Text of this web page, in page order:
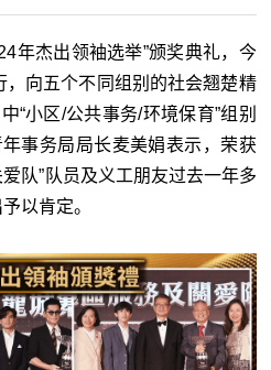
年杰出领袖选举”颁奖典礼，今
，向五个不同组别的社会翘楚精
“小区/公共事务/环境保育”组别
事务局局长麦美娟表示，荣获
队”队员及义工朋友过去一年多
以肯定。